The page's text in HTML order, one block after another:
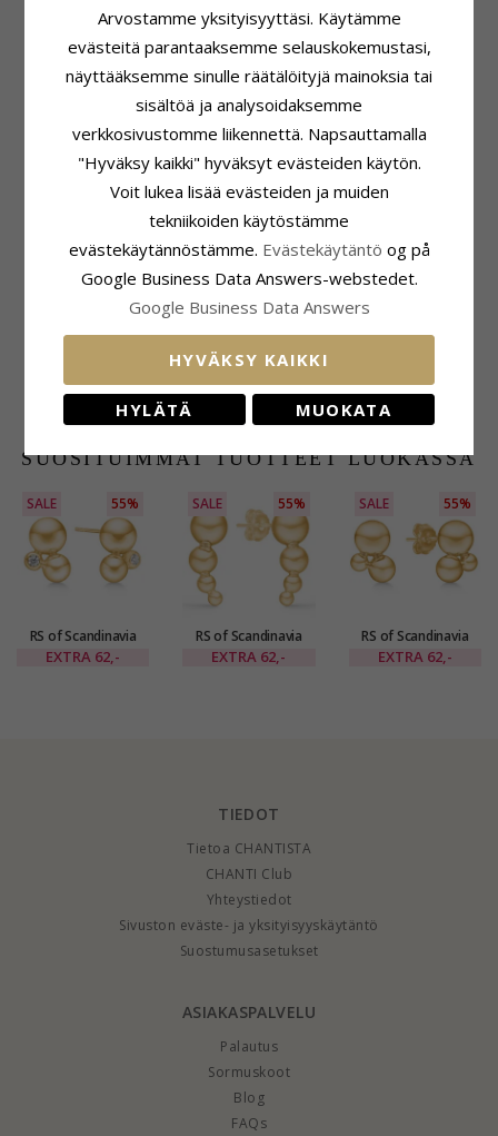
Vihkisormukset Rs Of Scandinavia
Sormusmalli: Miesten Sormus
Pinta: Karhea
Paksuus:1,8 mm
Vaaka:3,2 G
Toimitusaika 2 Viikkoa
Sormusmalli:Naisten Sormus
Jalometalli:Kultaa
Karhea
Kivi
Lukumäärä:1
Hionta:Briljanttihiottu
Kivi:Timantti
Timantin Kirkkaus:
Karaatti:0,02
Sormuspohja
3,4 mm
Paksuus:1,7 mm
Toimitusaika:
Toimitusaika 2 Viikkoa
SUOSITUIMMAT TUOTTEET LUOKASSA
SALE 55%
RS of Scandinavia
korvarenkaat
EXTRA 62,-
SALE 55%
RS of Scandinavia
korvarenkaat
EXTRA 62,-
SALE 55%
RS of Scandinavia
korvarenkaat
EXTRA 62,-
TIEDOT
Tietoa CHANTISTA
CHANTI Club
Yhteystiedot
Sivuston eväste- ja yksityisyyskäytäntö
Suostumusasetukset
ASIAKASPALVELU
Palautus
Sormuskoot
Blog
FAQs
Arvostamme yksityisyyttäsi. Käytämme
evästeitä parantaaksemme selauskokemustasi,
näyttääksemme sinulle räätälöityjä mainoksia tai
sisältöä ja analysoidaksemme
verkkosivustomme liikennettä. Napsauttamalla
"Hyväksy kaikki" hyväksyt evästeiden käytön.
Voit lukea lisää evästeiden ja muiden
tekniikoiden käytöstämme
evästekäytännöstämme. Evästekäytäntö og på
Google Business Data Answers-webstedet.
Google Business Data Answers
HYVÄKSY KAIKKI
HYLÄTÄ MUOKATA